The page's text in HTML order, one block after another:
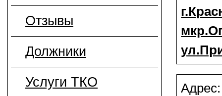
Отзывы
Должники
Услуги ТКО